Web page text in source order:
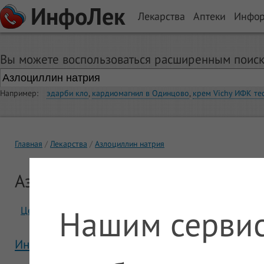
ИнфоЛек Лекарства Аптеки
Вы можете воспользоваться расширенным
Например: эдарби кло, кардиомагнил в Одинцово, крем Vichy ИФК
Главная Лекарства Азлоциллин натрия
Азлоциллин натрия
Цены Отзывы
Инструкция Азлоциллин натрия
Нашим